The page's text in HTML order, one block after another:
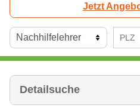
Jetzt
Detailsuche